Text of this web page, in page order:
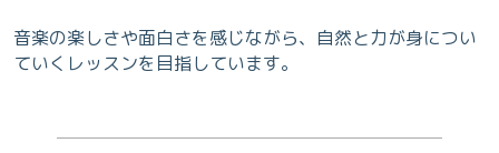
音楽の楽しさや面白さを感じながら、自然と力が身につい
ていくレッスンを目指しています。